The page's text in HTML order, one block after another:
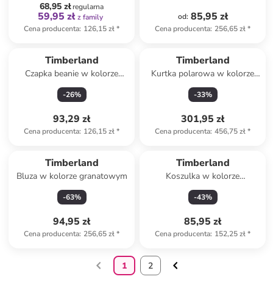
68,95 złregularna
59,95 zł z family
Cena producenta: 126,15 zł*
od: 85,95 zł
Cena producenta: 256,65 zł*
Timberland
Czapka beanie w kolorze
granatowym
-26%
93,29 zł
Cena producenta: 126,15 zł*
Timberland
Kurtka polarowa w kolorze
granatowym
-33%
301,95 zł
Cena producenta: 456,75 zł*
Timberland
Bluza w kolorze granatowym
-63%
94,95 zł
Cena producenta: 256,65 zł*
Timberland
Koszulka w kolorze
granatowym
-43%
85,95 zł
Cena producenta: 152,25 zł*
1 2